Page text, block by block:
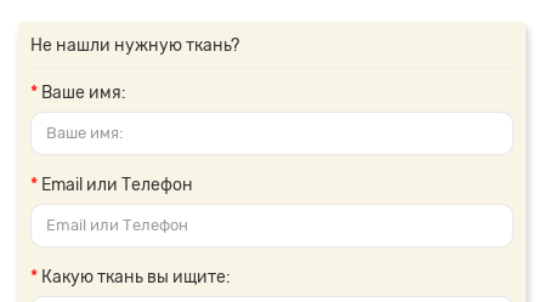
Не нашли нужную ткань?
Ваше имя:
Email или Телефон
Какую ткань вы ищите: